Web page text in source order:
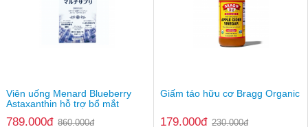
Thành phần
Viên uống Menard Blueberry
Astaxanthin hỗ trợ bổ mắt
789.000đ 860.000đ
Giấm táo hữu cơ Bragg Organic
179.000đ 230.000đ